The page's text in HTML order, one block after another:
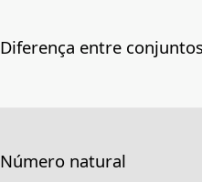
Diferença entre
Número natural